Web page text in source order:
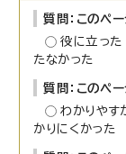
質問：このペ
役に立っ
たなかった
質問：このペ
わかりや
かりにくかった